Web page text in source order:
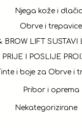
Njega kože i
Obrve i trepavice
BROW LIFT
PRIJE I POSLIJE
i boje za Obrve i
Pribor i oprema
Nekategorizirane